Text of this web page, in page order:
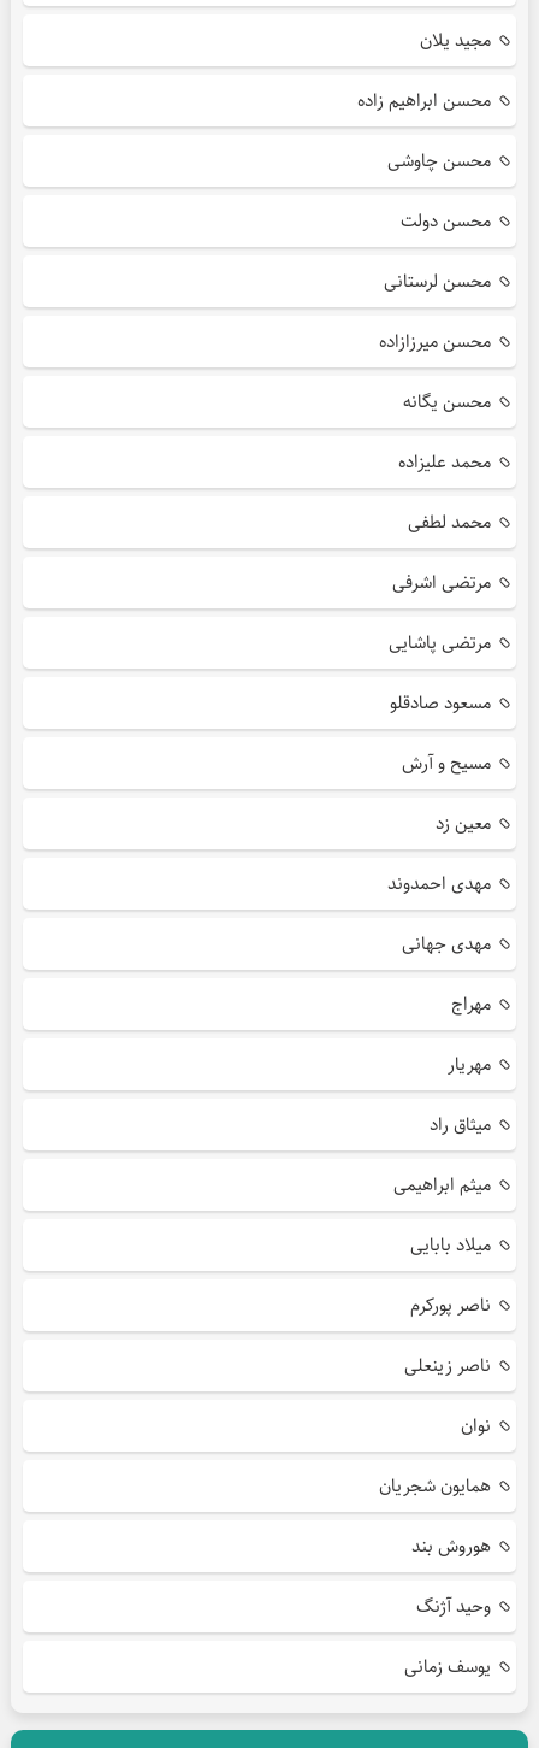
مجید یلان
محسن ابراهیم زاده
محسن چاوشی
محسن دولت
محسن لرستانی
محسن میرزازاده
محسن یگانه
محمد علیزاده
محمد لطفی
مرتضی اشرفی
مرتضی پاشایی
مسعود صادقلو
مسیح و آرش
معین زد
مهدی احمدوند
مهدی جهانی
مهراج
مهریار
میثاق راد
میثم ابراهیمی
میلاد بابایی
ناصر پورکرم
ناصر زینعلی
نوان
همایون شجریان
هوروش بند
وحید آژنگ
یوسف زمانی